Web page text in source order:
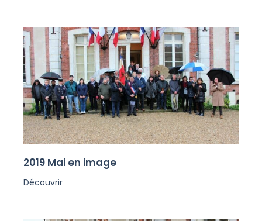
2019 Mai en image
Découvrir